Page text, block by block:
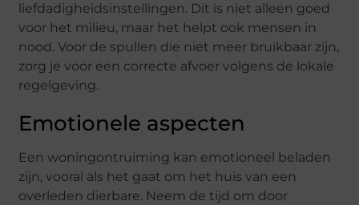
liefdadigheidsinstellingen. Dit is niet alleen goed
voor het milieu, maar het helpt ook mensen in
nood. Voor de spullen die niet meer bruikbaar zijn,
zorg je voor een correcte afvoer volgens de lokale
regelgeving.
Emotionele aspecten
Een woningontruiming kan emotioneel beladen
zijn, vooral als het gaat om het huis van een
overleden dierbare. Neem de tijd om door